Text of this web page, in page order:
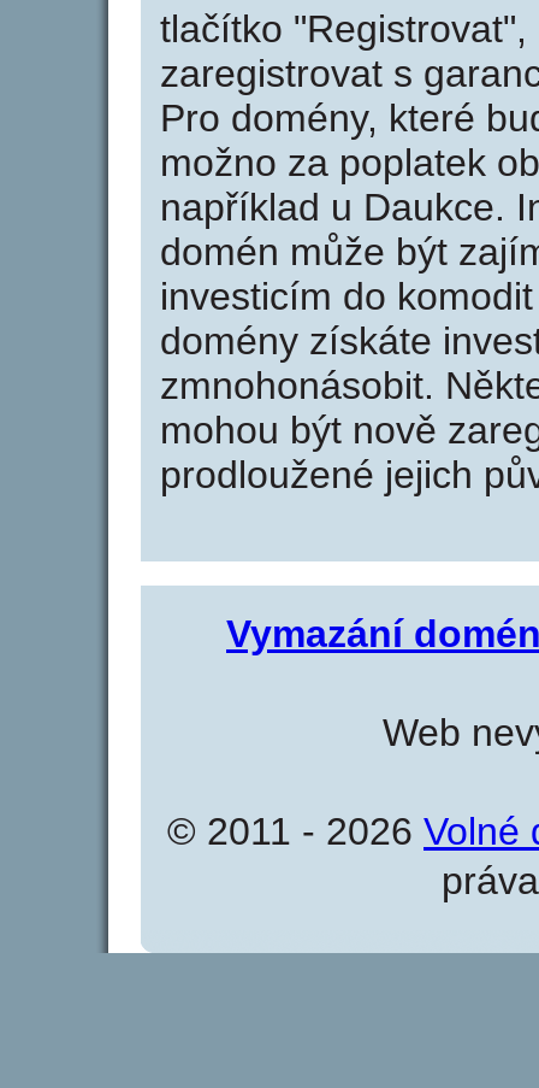
tlačítko
zaregistrovat s
Pro domény, které
možno za poplatek
například u Daukce.
domén může být
investicím do
domény získáte
zmnohonásobit.
mohou být nově
prodloužené jejich
Vymazání
Web
© 2011 - 2026 Volné